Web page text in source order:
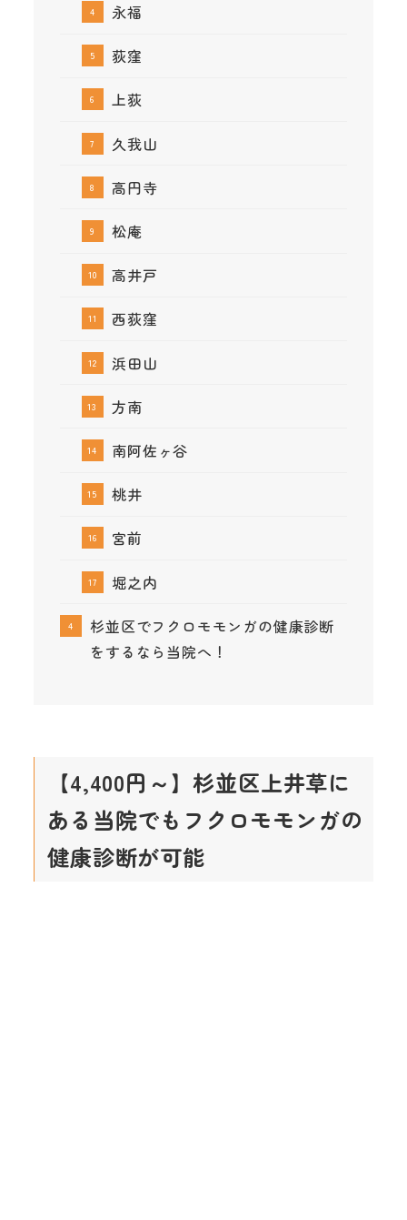
永福
荻窪
上荻
久我山
高円寺
松庵
高井戸
西荻窪
浜田山
方南
南阿佐ヶ谷
桃井
宮前
堀之内
杉並区でフクロモモンガの健康診断
をするなら当院へ！
【4,400円～】杉並区上井草に
ある当院でもフクロモモンガの
健康診断が可能